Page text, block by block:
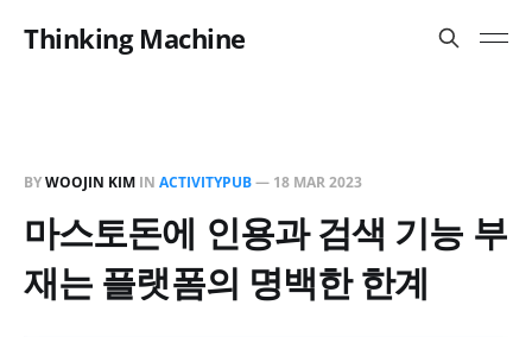
Thinking Machine
BYWOOJIN KIM IN ACTIVITYPUB— 18 MAR 2023
마스토돈에 인용과 검색 기능 부
재는 플랫폼의 명백한 한계